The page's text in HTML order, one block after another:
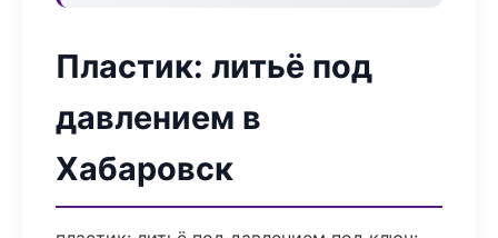
Пластик: литьё под
давлением в
Хабаровск